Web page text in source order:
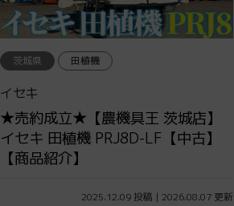
茨城県 田植機
イセキ
★売約成立★【農機具王 茨城店】
イセキ 田植機 PRJ8D-LF【中古】
【商品紹介】
2025.12.09 投稿 | 2026.08.07 更新